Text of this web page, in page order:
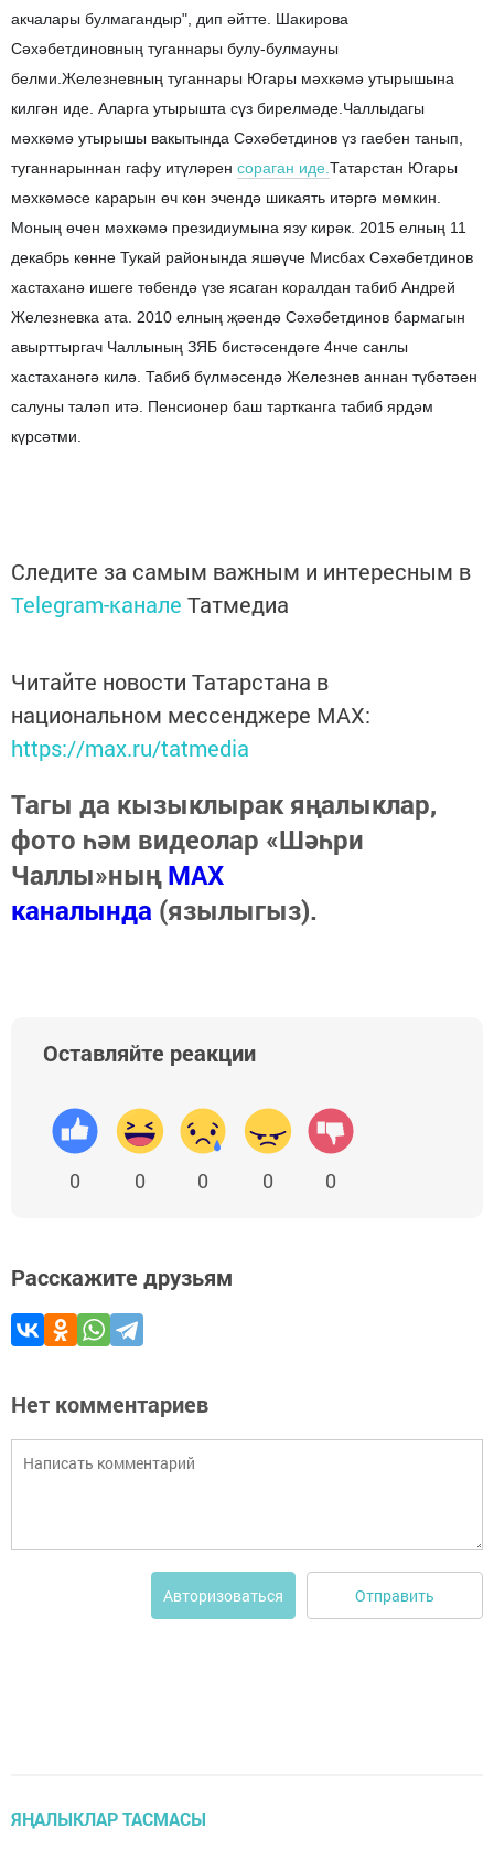
акчалары булмагандыр", дип әйтте. Шакирова
Сәхәбетдиновның туганнары булу-булмауны
белми.Железневның туганнары Югары мәхкәмә утырышына
килгән иде. Аларга утырышта сүз бирелмәде.Чаллыдагы
мәхкәмә утырышы вакытында Сәхәбетдинов үз гаебен танып,
туганнарыннан гафу итүләрен сораган иде.Татарстан Югары
мәхкәмәсе карарын өч көн эчендә шикаять итәргә мөмкин.
Моның өчен мәхкәмә президиумына язу кирәк. 2015 елның 11
декабрь көнне Тукай районында яшәүче Мисбах Сәхәбетдинов
хастаханә ишеге төбендә үзе ясаган коралдан табиб Андрей
Железневка ата. 2010 елның җәендә Сәхәбетдинов бармагын
авырттыргач Чаллының ЗЯБ бистәсендәге 4нче санлы
хастаханәгә килә. Табиб бүлмәсендә Железнев аннан түбәтәен
салуны таләп итә. Пенсионер баш тартканга табиб ярдәм
күрсәтми.
Следите за самым важным и интересным в
Telegram-канале Татмедиа
Читайте новости Татарстана в
национальном мессенджере MАХ:
https://max.ru/tatmedia
Тагы да кызыклырак яңалыклар,
фото һәм видеолар «Шәһри
Чаллы»ныңMAX
каналында (язылыгыз).
Оставляйте реакции
0 0 0 0 0
Расскажите друзьям
Нет комментариев
Авторизоваться Отправить
ЯҢАЛЫКЛАР ТАСМАСЫ